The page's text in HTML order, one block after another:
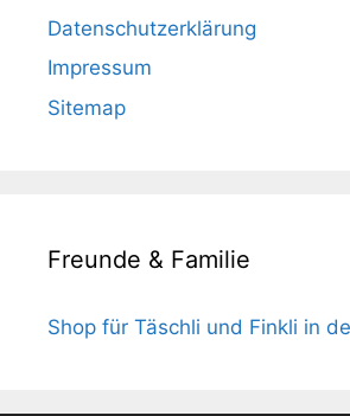
Datenschutzerklärung
Impressum
Sitemap
Freunde & Familie
Shop für Täschli und Finkli in